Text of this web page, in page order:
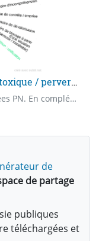
Mémoires cellulaire - Relations toxique / pervers narcissiques 1
Mémoires relationnelles plus orientées PN. En complément des autres diagrammes relationnels.
de
de partage
publiques
téléchargées et